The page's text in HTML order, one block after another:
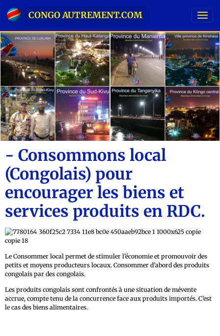
CONGO AUTREMENT.COM
- Consommons local
(Congolais) pour
encourager les biens et
services produits en RDC.
Le Consommer local permet de stimuler l’économie et promouvoir des
petits et moyens producteurs locaux. Consommer d’abord des produits
congolais par des congolais.
Les produits congolais sont confrontés à une situation de mévente
accrue, compte tenu de la concurrence face aux produits importés. C’est
le cas des biens alimentaires.